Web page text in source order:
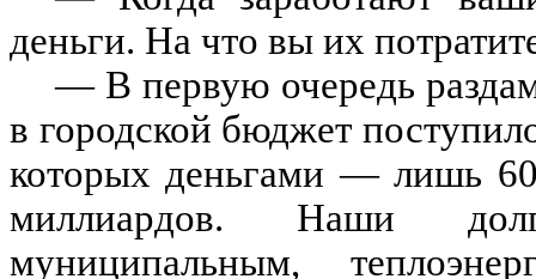
деньги. На что вы их
— В первую очередь
в городской бюджет
которых деньгами — лишь
миллиардов. Наши
муниципальным,